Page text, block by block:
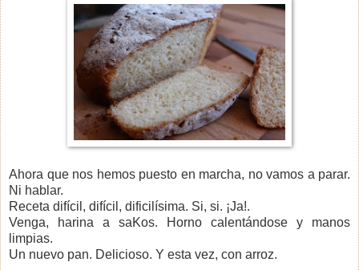
Ahora que nos hemos puesto en marcha, no vamos a parar.
Ni hablar.
Receta difícil, difícil, dificilísima. Si, si. ¡Ja!.
Venga, harina a saKos. Horno calentándose y manos
limpias.
Un nuevo pan. Delicioso. Y esta vez, con arroz.